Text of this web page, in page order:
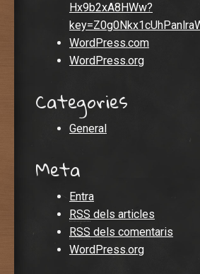
Hx9b2xA8HWw?
WordPress.com
WordPress.org
Categories
General
Meta
Entra
RSS dels articles
RSS dels comentaris
WordPress.org